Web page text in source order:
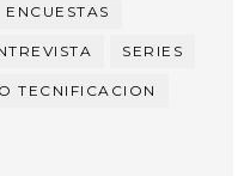
ENCUESTAS
SERIES
TECNIFICACION